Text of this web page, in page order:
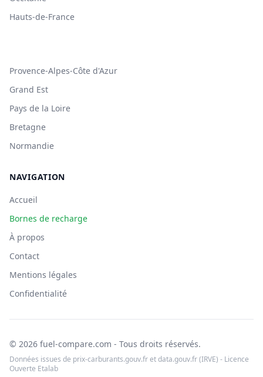
Hauts-de-France
Provence-Alpes-Côte d'Azur
Grand Est
Pays de la Loire
Bretagne
Normandie
NAVIGATION
Accueil
Bornes de recharge
À propos
Contact
Mentions légales
Confidentialité
© 2026 fuel-compare.com - Tous droits réservés.
Données issues de prix-carburants.gouv.fr et data.gouv.fr (IRVE) - Licence
Ouverte Etalab